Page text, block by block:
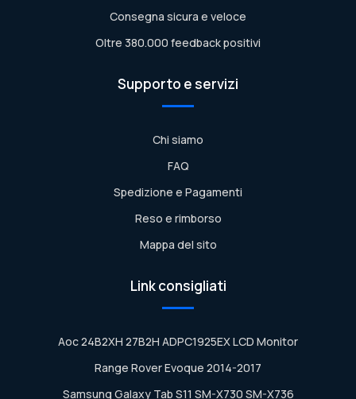
Consegna sicura e veloce
Oltre 380.000 feedback positivi
Supporto e servizi
Chi siamo
FAQ
Spedizione e Pagamenti
Reso e rimborso
Mappa del sito
Link consigliati
Aoc 24B2XH 27B2H ADPC1925EX LCD Monitor
Range Rover Evoque 2014-2017
Samsung Galaxy Tab S11 SM-X730 SM-X736